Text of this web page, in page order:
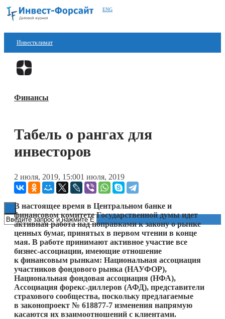
ENG
Инвестклимат
Финансы
Блокчейн
Книги
Финансы
Табель о рангах для
инвесторов
2 июля, 2019, 15:001 июля, 2019
В настоящее время в Центральном банке и
финансовом комитете Государственной думы идет
активная работа над поправками к закону о рынке
ценных бумаг, принятых в первом чтении в конце
мая. В работе принимают активное участие все
бизнес-ассоциации, имеющие отношение
к финансовым рынкам: Национальная ассоциация
участников фондового рынка (НАУФОР),
Национальная фондовая ассоциация (НФА),
Ассоциация форекс-диллеров (АФД), представители
страхового сообщества, поскольку предлагаемые
в законопроект № 618877-7 изменения напрямую
касаются их взаимоотношений с клиентами.